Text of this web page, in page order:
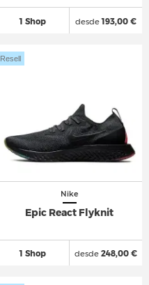
1 Shop desde193,00 €
Nike
Epic React Flyknit
1 Shop
Resell
desde248,00 €